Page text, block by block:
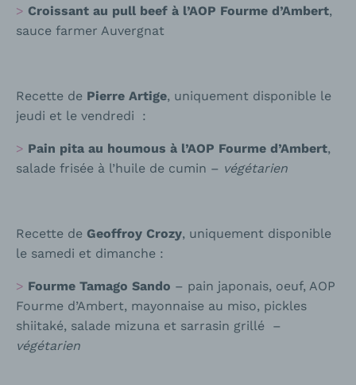
Croissant au pull beef à l’AOP Fourme d’Ambert,
sauce farmer Auvergnat
Recette de Pierre Artige, uniquement disponible le
jeudi et le vendredi :
Pain pita au houmous à l’AOP Fourme d’Ambert,
salade frisée à l’huile de cumin – végétarien
Recette de Geoffroy Crozy, uniquement disponible
le samedi et dimanche :
Fourme Tamago Sando – pain japonais, oeuf, AOP
Fourme d’Ambert, mayonnaise au miso, pickles
shiitaké, salade mizuna et sarrasin grillé –
végétarien